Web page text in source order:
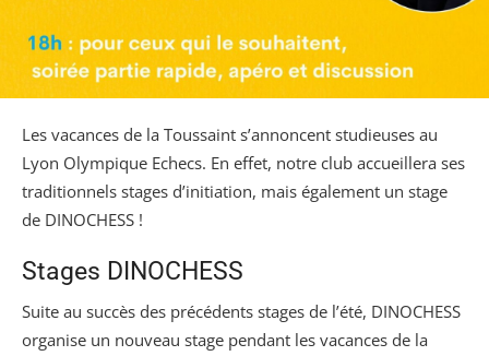
Les vacances de la Toussaint s’annoncent studieuses au
Lyon Olympique Echecs. En effet, notre club accueillera ses
traditionnels stages d’initiation, mais également un stage
de DINOCHESS !
Stages DINOCHESS
Suite au succès des précédents stages de l’été, DINOCHESS
organise un nouveau stage pendant les vacances de la